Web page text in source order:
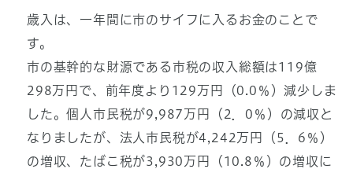
歳入は、一年間に市のサイフに入るお金のことで
す。
市の基幹的な財源である市税の収入総額は119億
298万円で、前年度より129万円（0.0％）減少しま
した。個人市民税が9,987万円（2．0％）の減収と
なりましたが、法人市民税が4,242万円（5．6％）
の増収、たばこ税が3,930万円（10.8％）の増収に